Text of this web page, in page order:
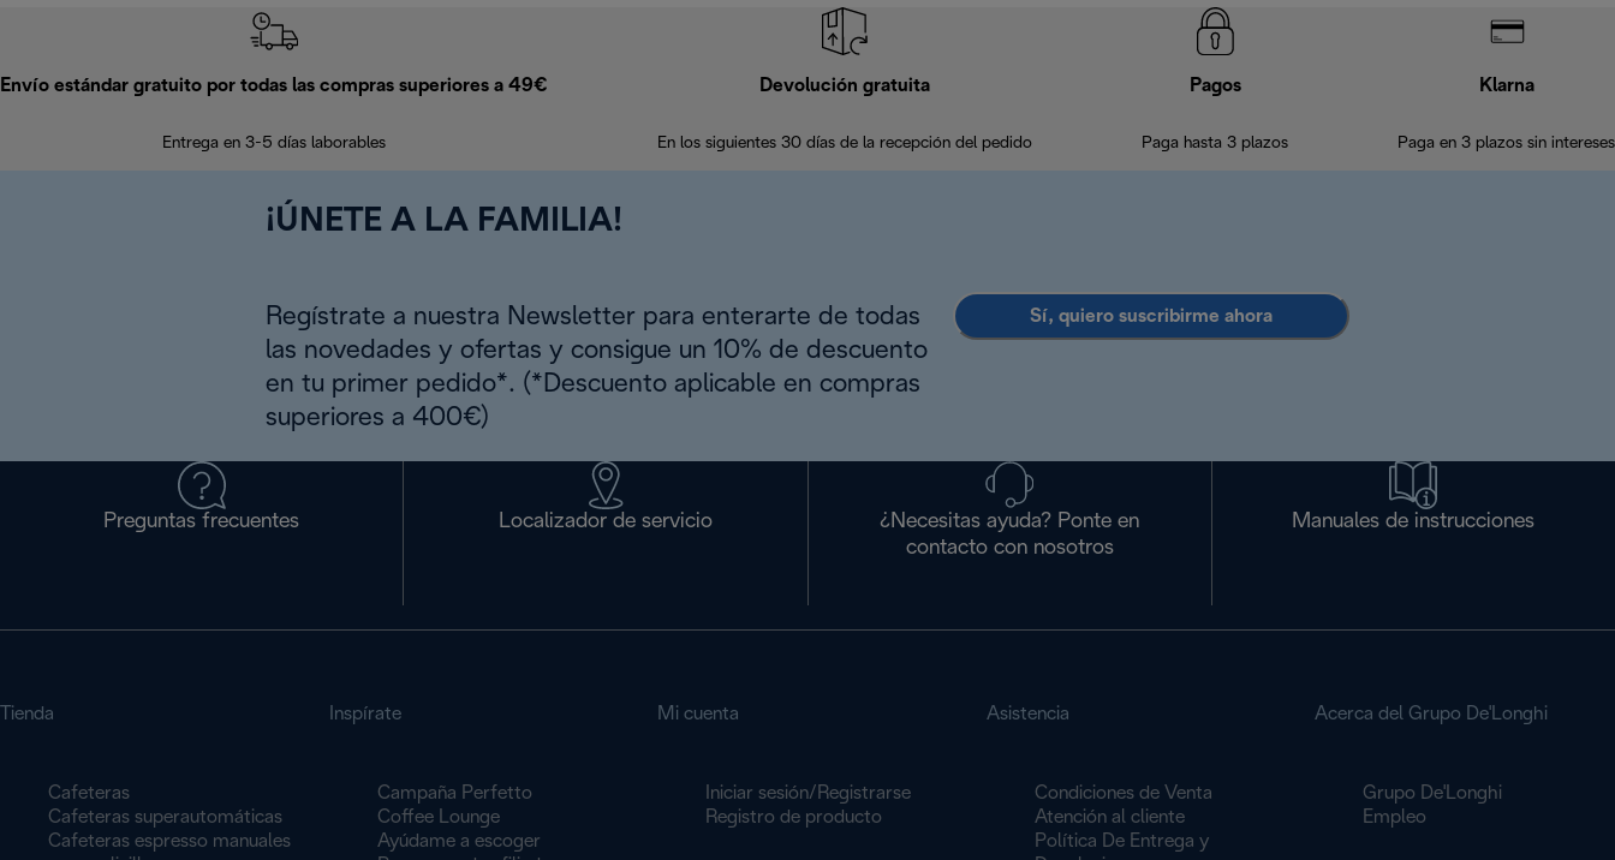
Envío estándar gratuito por todas las compras superiores a 49€
Entrega en 3-5 días laborables
Devolución gratuita
En los siguientes 30 días de la recepción del pedido
Pagos
Paga hasta 3 plazos
Klarna
Paga en 3 plazos sin intereses
¡ÚNETE A LA FAMILIA!
Regístrate a nuestra Newsletter para enterarte de todas
las novedades y ofertas y consigue un 10% de descuento
en tu primer pedido*. (*Descuento aplicable en compras
superiores a 400€)
Sí, quiero suscribirme ahora
Preguntas frecuentes Localizador de servicio
¿Necesitas ayuda? Ponte en
contacto con nosotros
Manuales de instrucciones
Tienda
Cafeteras
Cafeteras superautomáticas
Cafeteras espresso manuales
Inspírate
Campaña Perfetto
Coffee Lounge
Ayúdame a escoger
Mi cuenta
Iniciar sesión/Registrarse
Registro de producto
Asistencia
Condiciones de Venta
Atención al cliente
Política De Entrega y
Acerca del Grupo De'Longhi
Grupo De'Longhi
Empleo